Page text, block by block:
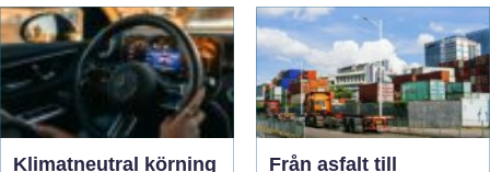
Klimatneutral körning
Från asfalt till